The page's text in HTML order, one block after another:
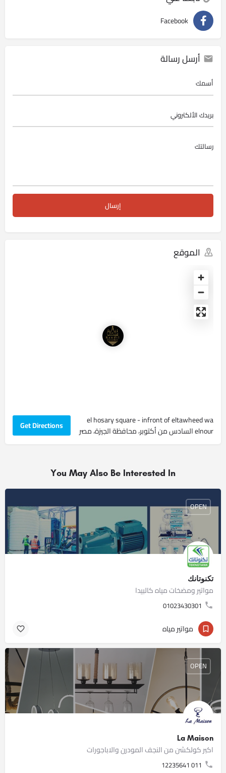
Facebook
أرسل رسالة
الموقع
el hosary square - infront of eltawheed wa
elnour ‏السادس من أكتوبر‏، ‏محافظة الجيزة‏، ‏مصر‏
Get Directions
You May Also Be Interested In
تكنوتانك
مواتير ومضخات مياه كالبيدا
01023430301
OPEN
مواتير مياه
La Maison
اكبر كولكشن من النجف المودرن والاباجورات
011 12235641
OPEN